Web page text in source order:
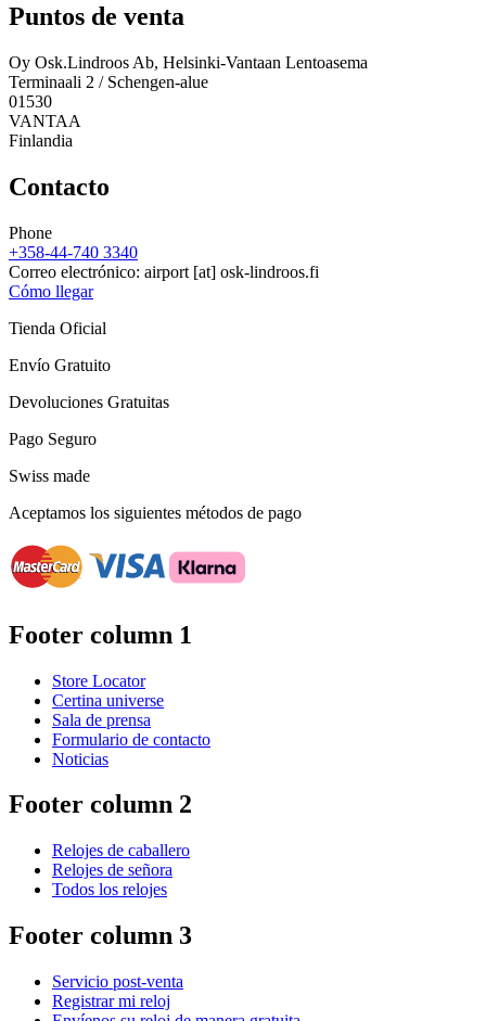
Puntos de venta
Oy Osk.Lindroos Ab, Helsinki-Vantaan Lentoasema
Terminaali 2 / Schengen-alue
01530
VANTAA
Finlandia
Contacto
Phone
+358-44-740 3340
Correo electrónico: airport [at] osk-lindroos.fi
Cómo llegar
Tienda Oficial
Envío Gratuito
Devoluciones Gratuitas
Pago Seguro
Swiss made
Aceptamos los siguientes métodos de pago
Footer column 1
Store Locator
Certina universe
Sala de prensa
Formulario de contacto
Noticias
Footer column 2
Relojes de caballero
Relojes de señora
Todos los relojes
Footer column 3
Servicio post-venta
Registrar mi reloj